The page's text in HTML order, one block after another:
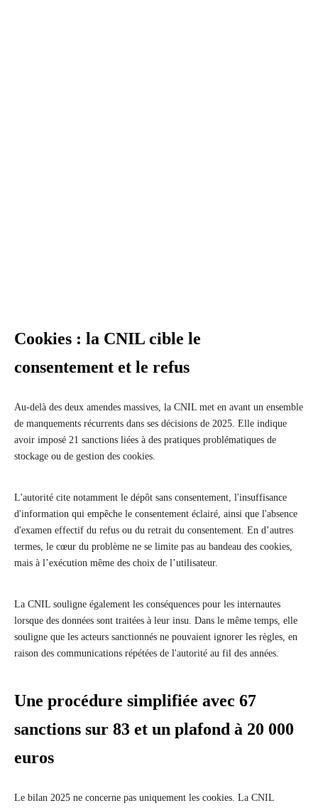
Cookies : la CNIL cible le
consentement et le refus
Au-delà des deux amendes massives, la CNIL met en avant un ensemble
de manquements récurrents dans ses décisions de 2025. Elle indique
avoir imposé 21 sanctions liées à des pratiques problématiques de
stockage ou de gestion des cookies.
L'autorité cite notamment le dépôt sans consentement, l'insuffisance
d'information qui empêche le consentement éclairé, ainsi que l'absence
d'examen effectif du refus ou du retrait du consentement. En d’autres
termes, le cœur du problème ne se limite pas au bandeau des cookies,
mais à l’exécution même des choix de l’utilisateur.
La CNIL souligne également les conséquences pour les internautes
lorsque des données sont traitées à leur insu. Dans le même temps, elle
souligne que les acteurs sanctionnés ne pouvaient ignorer les règles, en
raison des communications répétées de l'autorité au fil des années.
Une procédure simplifiée avec 67
sanctions sur 83 et un plafond à 20 000
euros
Le bilan 2025 ne concerne pas uniquement les cookies. La CNIL